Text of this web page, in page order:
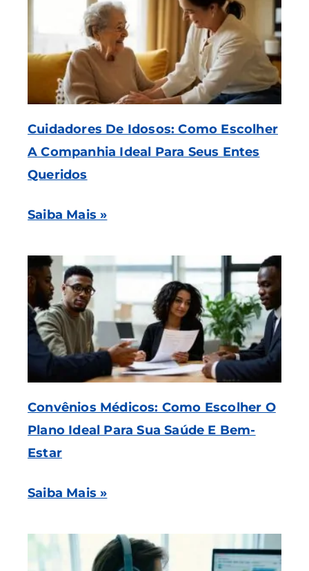
Cuidadores De Idosos: Como Escolher
A Companhia Ideal Para Seus Entes
Queridos
Saiba Mais »
Convênios Médicos: Como Escolher O
Plano Ideal Para Sua Saúde E Bem-
Estar
Saiba Mais »